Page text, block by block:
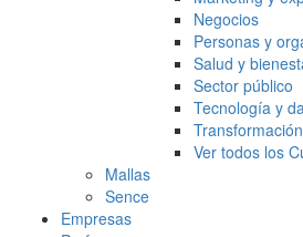
Negocios
Personas y
Salud y
Sector público
Tecnología y
Ver todos los
Mallas
Sence
Empresas